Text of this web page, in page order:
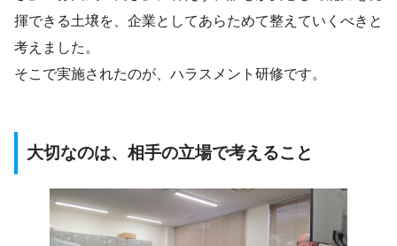
揮できる土壌を、企業としてあらためて整えていくべきと
考えました。
そこで実施されたのが、ハラスメント研修です。
大切なのは、相手の立場で考えること